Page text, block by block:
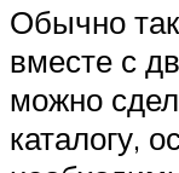
Обычно
вместе с
можно
каталогу,